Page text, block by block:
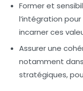
Former et
l’intégration
incarner ces
Assurer une
notamment
stratégiques,